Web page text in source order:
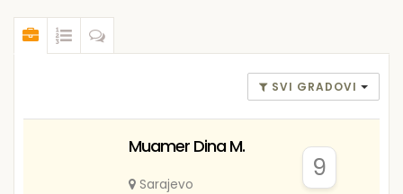
SVI GRADOVI
Muamer Dina M.
Sarajevo
9